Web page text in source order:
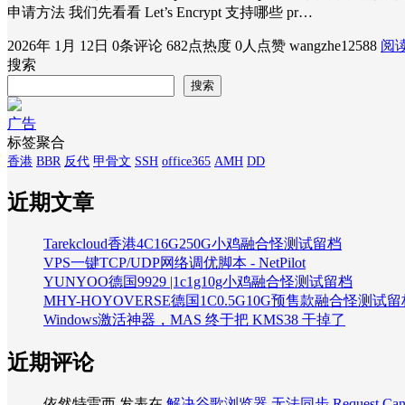
申请方法 我们先看看 Let’s Encrypt 支持哪些 pr…
2026年 1月 12日 0条评论 682点热度 0人点赞 wangzhe12588 阅
搜索
搜索
广告
标签聚合
香港 BBR 反代 甲骨文 SSH office365 AMH DD
近期文章
Tarekcloud香港4C16G250G小鸡融合怪测试留档
VPS一键TCP/UDP网络调优脚本 - NetPilot
YUNYOO德国9929 |1c1g10g小鸡融合怪测试留档
MHY-HOYOVERSE德国1C0.5G10G预售款融合怪测试留
Windows激活神器，MAS 终于把 KMS38 干掉了
近期评论